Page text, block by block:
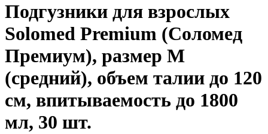
Подгузники для взрослых
Solomed Premium (Соломед
Премиум), размер М
(средний), объем талии до 120
см, впитываемость до 1800
мл, 30 шт.